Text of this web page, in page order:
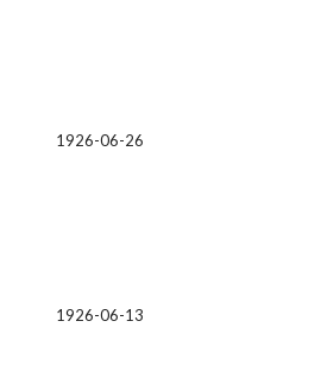
1926-06-26
1926-06-13